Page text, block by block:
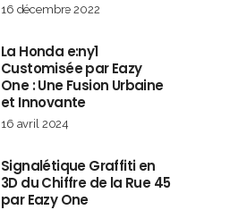
16 décembre 2022
La Honda e:ny1
Customisée par Eazy
One : Une Fusion Urbaine
et Innovante
16 avril 2024
Signalétique Graffiti en
3D du Chiffre de la Rue 45
par Eazy One